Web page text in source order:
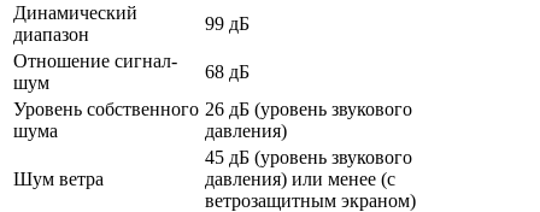
Динамический
диапазон
99 дБ
Отношение сигнал-
шум
68 дБ
Уровень собственного
шума
26 дБ (уровень звукового
давления)
Шум ветра
45 дБ (уровень звукового
давления) или менее (с
ветрозащитным экраном)